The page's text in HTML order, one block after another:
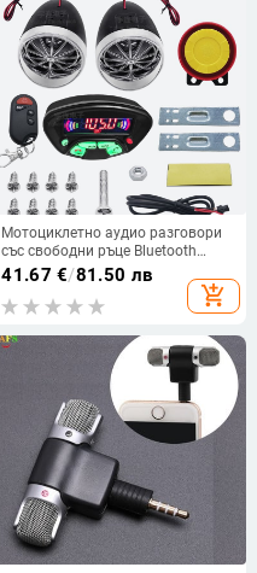
Мотоциклетно аудио разговори
със свободни ръце Bluetooth
високоговорител водоустойчив
FM MP3 мотоциклетно аудио
против кражба
41.67 €/81.50 лв
add_shopping_cart